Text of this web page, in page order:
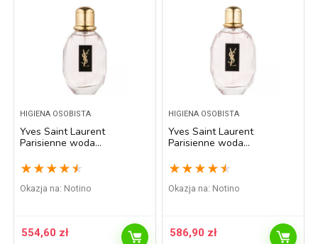
HIGIENA OSOBISTA
Yves Saint Laurent
Parisienne woda
ml
★ ★ ★ ★ ★
Okazja na: Notino
554,60 zł
HIGIENA OSOBISTA
Yves Saint Laurent
Parisienne woda
ml
★ ★ ★ ★ ★
Okazja na: Notino
586,90 zł